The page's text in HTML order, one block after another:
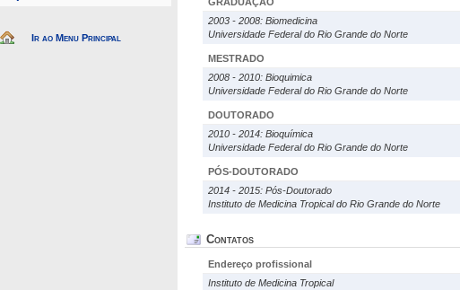
Ir ao Menu Principal
2003 - 2008: Biomedicina
Universidade Federal do Rio Grande do Norte
MESTRADO
2008 - 2010: Bioquimica
Universidade Federal do Rio Grande do Norte
DOUTORADO
2010 - 2014: Bioquímica
Universidade Federal do Rio Grande do Norte
PÓS-DOUTORADO
2014 - 2015: Pós-Doutorado
Instituto de Medicina Tropical do Rio Grande do Norte
Contatos
Endereço profissional
Instituto de Medicina Tropical